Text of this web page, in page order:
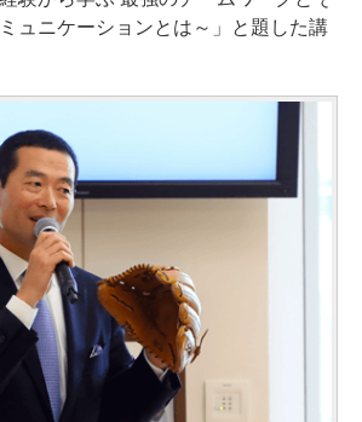
ュニケーションとは～」と題した講